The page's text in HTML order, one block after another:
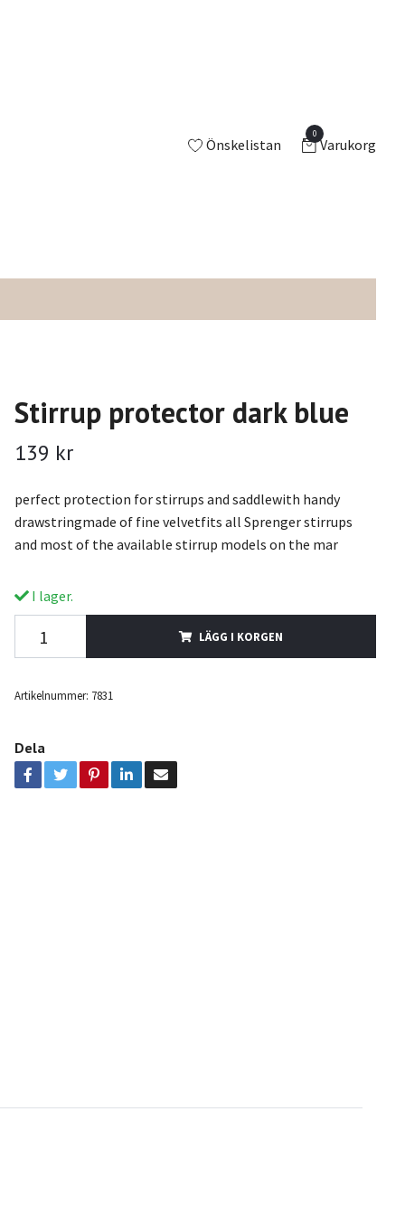
Önskelistan
0
Varukorg
Stirrup protector dark blue
139 kr
perfect protection for stirrups and saddlewith handy
drawstringmade of fine velvetfits all Sprenger stirrups
and most of the available stirrup models on the mar
I lager.
LÄGG I KORGEN
Artikelnummer: 7831
Dela